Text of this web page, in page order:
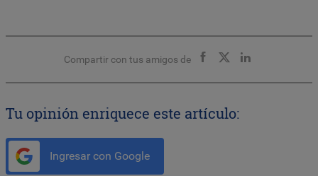
Compartir con tus amigos de
Tu opinión enriquece este artículo:
Ingresar con Google